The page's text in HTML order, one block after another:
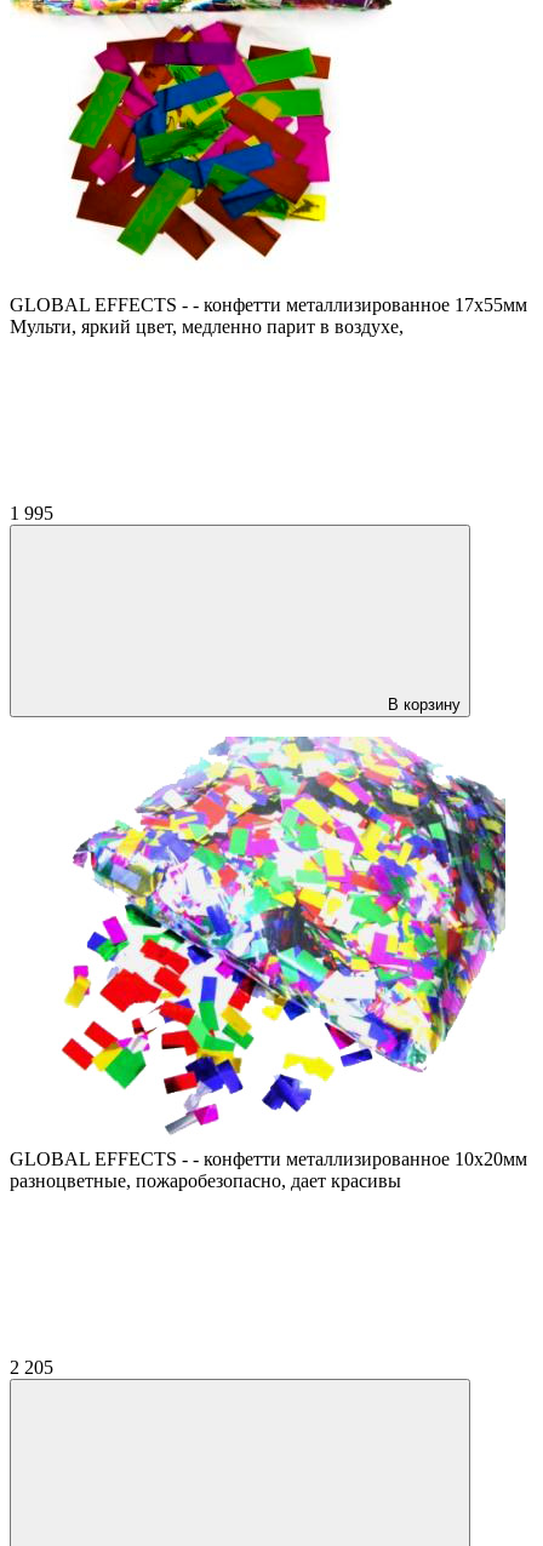
GLOBAL EFFECTS - - конфетти металлизированное 17х55мм
Мульти, яркий цвет, медленно парит в воздухе,
1 995
В корзину
GLOBAL EFFECTS - - конфетти металлизированное 10х20мм
разноцветные, пожаробезопасно, дает красивы
2 205